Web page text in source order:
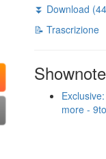
⏬ Download
📝 Trascrizione
more -